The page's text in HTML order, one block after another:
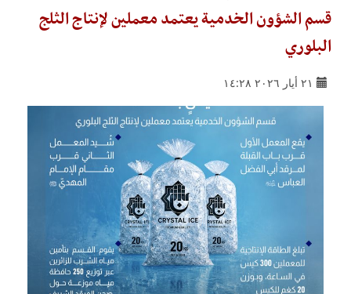
قسم الشؤون الخدمية يعتمد معملين لإنتاج الثلج
البلوري
٢١ أيار ٢٠٢٦ ١٤:٢٨